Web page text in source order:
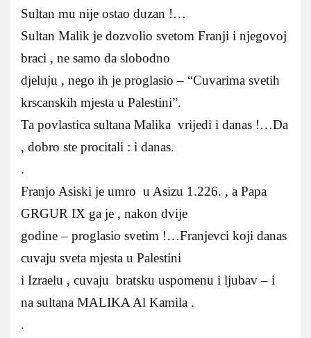
Sultan mu nije ostao duzan !…
Sultan Malik je dozvolio svetom Franji i njegovoj
braci , ne samo da slobodno
djeluju , nego ih je proglasio – “Cuvarima svetih
krscanskih mjesta u Palestini”.
Ta povlastica sultana Malika vrijedi i danas !…Da
, dobro ste procitali : i danas.
.
Franjo Asiski je umro u Asizu 1.226. , a Papa
GRGUR IX ga je , nakon dvije
godine – proglasio svetim !…Franjevci koji danas
cuvaju sveta mjesta u Palestini
i Izraelu , cuvaju bratsku uspomenu i ljubav – i
na sultana MALIKA Al Kamila .
.